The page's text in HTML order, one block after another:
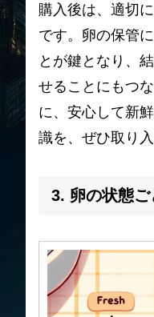
購入後は、適切
です。卵の保管
とが鍵となり、
せることにもつ
に、安心して新
識を、ぜひ取り
3. 卵の状態